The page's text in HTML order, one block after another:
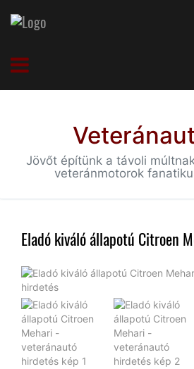
Jövőt építünk a távoli
veteránmotorok
Eladó kiváló állapotú Citroen